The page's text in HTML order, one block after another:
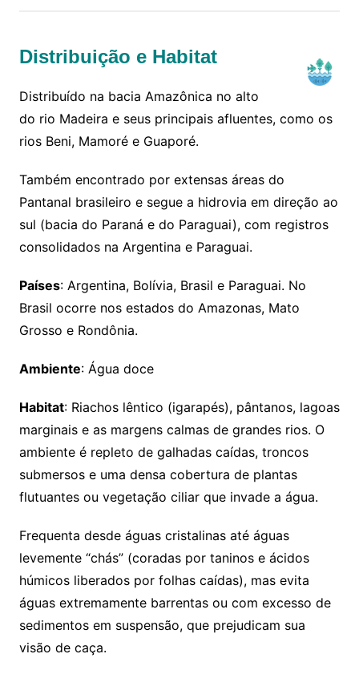
Distribuição e Habitat
Distribuído na bacia Amazônica no alto
do rio Madeira e seus principais afluentes, como os
rios Beni, Mamoré e Guaporé.
Também encontrado por extensas áreas do
Pantanal brasileiro e segue a hidrovia em direção ao
sul (bacia do Paraná e do Paraguai), com registros
consolidados na Argentina e Paraguai.
Países: Argentina, Bolívia, Brasil e Paraguai. No
Brasil ocorre nos estados do Amazonas, Mato
Grosso e Rondônia.
Ambiente: Água doce
Habitat: Riachos lêntico (igarapés), pântanos, lagoas
marginais e as margens calmas de grandes rios. O
ambiente é repleto de galhadas caídas, troncos
submersos e uma densa cobertura de plantas
flutuantes ou vegetação ciliar que invade a água.
Frequenta desde águas cristalinas até águas
levemente “chás” (coradas por taninos e ácidos
húmicos liberados por folhas caídas), mas evita
águas extremamente barrentas ou com excesso de
sedimentos em suspensão, que prejudicam sua
visão de caça.